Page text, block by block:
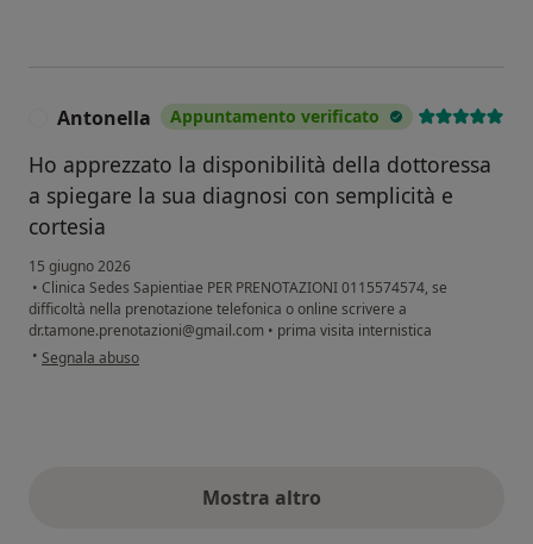
Antonella Appuntamento verificato
Ho apprezzato la disponibilità della dottoressa
a spiegare la sua diagnosi con semplicità e
cortesia
15 giugno 2026
• Clinica Sedes Sapientiae PER PRENOTAZIONI 0115574574, se
difficoltà nella prenotazione telefonica o online scrivere a
dr.tamone.prenotazioni@gmail.com • prima visita internistica
• secondo l'opinione dell'utente Antonella
Segnala abuso
Mostra altroopinioni di cui sopra